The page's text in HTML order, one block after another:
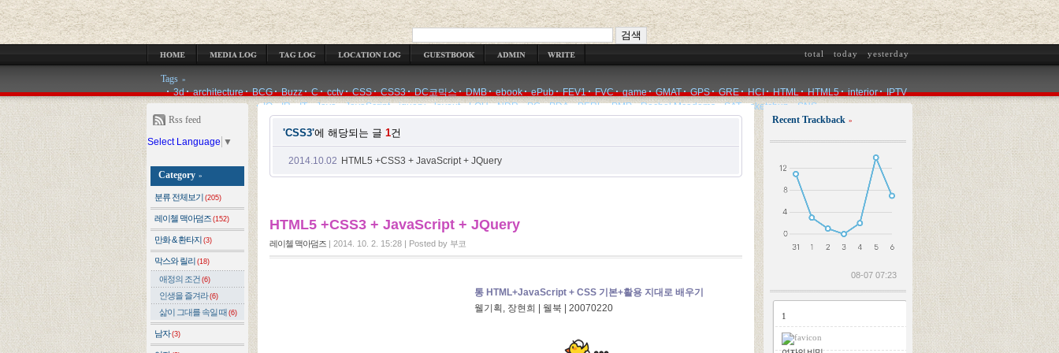
LOCATION LOG GUESTBOOK ADMIN WRITE total today yesterday
Tags »
3d architecture BCG Buzz C cctv CSS CSS3 DC코믹스 DMB ebook ePub FEV1 FVC game GMAT GPS GRE HCI HTML HTML5 interior
IPTV
IQ
IR IT Java JavaScript jquery layout LOH NDR PC PDA PERL PMP Rachel Mcadams SAT sketchup SNS
Rss feed
Select Language ▼
Category »
분류 전체보기 (205)
레이첼 맥아덤즈 (152)
만화 & 환타지 (3)
막스와 릴리 (18)
애정의 조건 (6)
인생을 즐겨라(6)
삶이 그대를 속일 때 (6)
남자(3)
Recent Trackback »
08-07 07:23
1
'CSS3'에 해당되는 글 1건
2014.10.02 HTML5 +CSS3 + JavaScript + JQuery
HTML5 +CSS3 + JavaScript + JQuery
레이첼 맥아덤즈 | 2014. 10. 2. 15:28 | Posted by 부코
통 HTML+JavaScript + CSS 기본+활용 지대로 배우기
웰기획, 장현희 | 웰북 | 20070220